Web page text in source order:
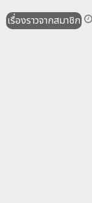
เรื่องราวจากสมาชิก